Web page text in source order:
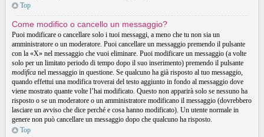
Top
Come modifico o cancello un messaggio?
Puoi modificare o cancellare solo i tuoi messaggi, a meno che tu non sia un
amministratore o un moderatore. Puoi cancellare un messaggio premendo il pulsante
con la «X» nel messaggio che vuoi eliminare. Puoi modificare un messaggio (a volte
solo per un limitato periodo di tempo dopo il suo inserimento) premendo il pulsante
modifica nel messaggio in questione. Se qualcuno ha già risposto al tuo messaggio,
quando effettui una modifica troverai del testo aggiunto in fondo al messaggio dove
viene mostrato quante volte l’hai modificato. Questo non apparirà solo se nessuno ha
risposto o se un moderatore o un amministratore modificano il messaggio (dovrebbero
lasciare un avviso che dice perché e cosa hanno modificato). Un utente normale in
genere non può cancellare un messaggio dopo che qualcuno ha risposto.
Top